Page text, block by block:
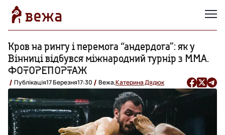
Кров на рингу і перемога “андердога”: як у
Вінниці відбувся міжнародний турнір з MMA.
ФОТОРЕПОРТАЖ
Публікація17 Березня17:30 Вежа,Катерина Дядюк